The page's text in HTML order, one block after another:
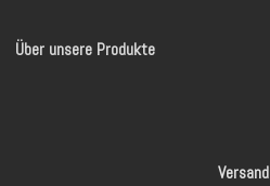
Über unsere Produkte
Versand